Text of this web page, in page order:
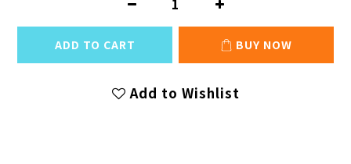
ADD TO CART BUY NOW
Add to Wishlist